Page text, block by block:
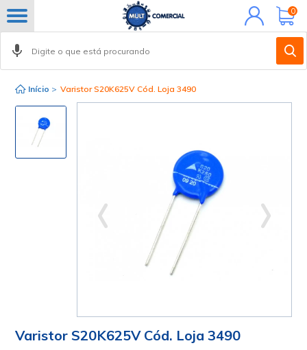
Minha
conta
0
Início > Varistor S20K625V Cód. Loja 3490
Varistor S20K625V Cód. Loja 3490